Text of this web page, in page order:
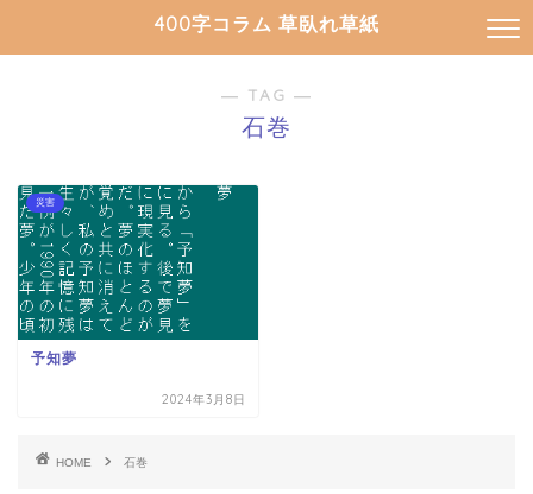
400字コラム 草臥れ草紙
― TAG ―
石巻
災害
予知夢
2024年3月8日
HOME 石巻